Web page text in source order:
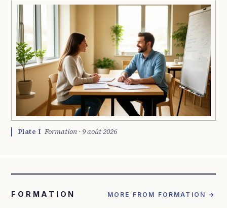
Plate I Formation · 9 août 2026
FORMATION MORE FROM FORMATION →